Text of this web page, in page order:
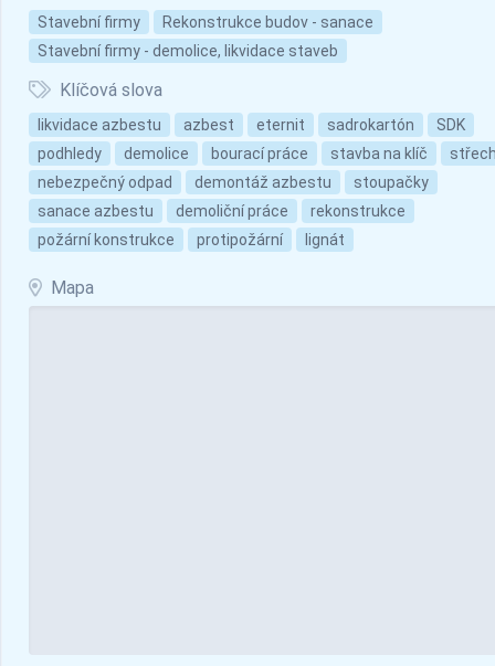
Stavební firmy
Rekonstrukce budov - sanace
Stavební firmy - demolice, likvidace staveb
Klíčová slova
likvidace azbestu azbest eternit sadrokartón
SDK
podhledy
demolice bourací práce stavba na klíč
nebezpečný odpad
demontáž azbestu
stoupačky
sanace azbestu
demoliční práce
rekonstrukce
požární konstrukce
protipožární lignát
Mapa